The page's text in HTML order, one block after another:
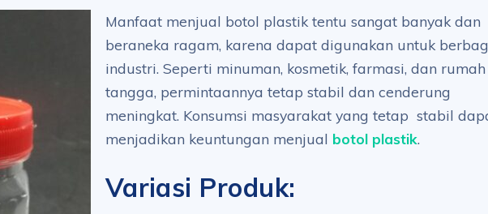
Manfaat menjual botol plastik tentu sangat banyak dan
beraneka ragam, karena dapat digunakan untuk
industri. Seperti minuman, kosmetik, farmasi, dan rumah
tangga, permintaannya tetap stabil dan cenderung
meningkat. Konsumsi masyarakat yang tetap stabil
menjadikan keuntungan menjual botol plastik.
Variasi Produk: